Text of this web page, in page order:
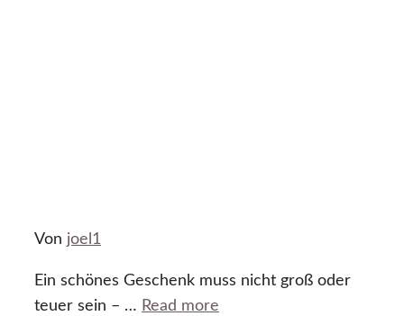
Von joel1
Ein schönes Geschenk muss nicht groß oder
teuer sein – … Read more